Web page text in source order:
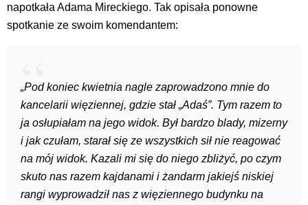
napotkała Adama Mireckiego. Tak opisała ponowne
spotkanie ze swoim komendantem:
„Pod koniec kwietnia nagle zaprowadzono mnie do
kancelarii więziennej, gdzie stał „Adaś”. Tym razem to
ja osłupiałam na jego widok. Był bardzo blady, mizerny
i jak czułam, starał się ze wszystkich sił nie reagować
na mój widok. Kazali mi się do niego zbliżyć, po czym
skuto nas razem kajdanami i żandarm jakiejś niskiej
rangi wyprowadził nas z więziennego budynku na